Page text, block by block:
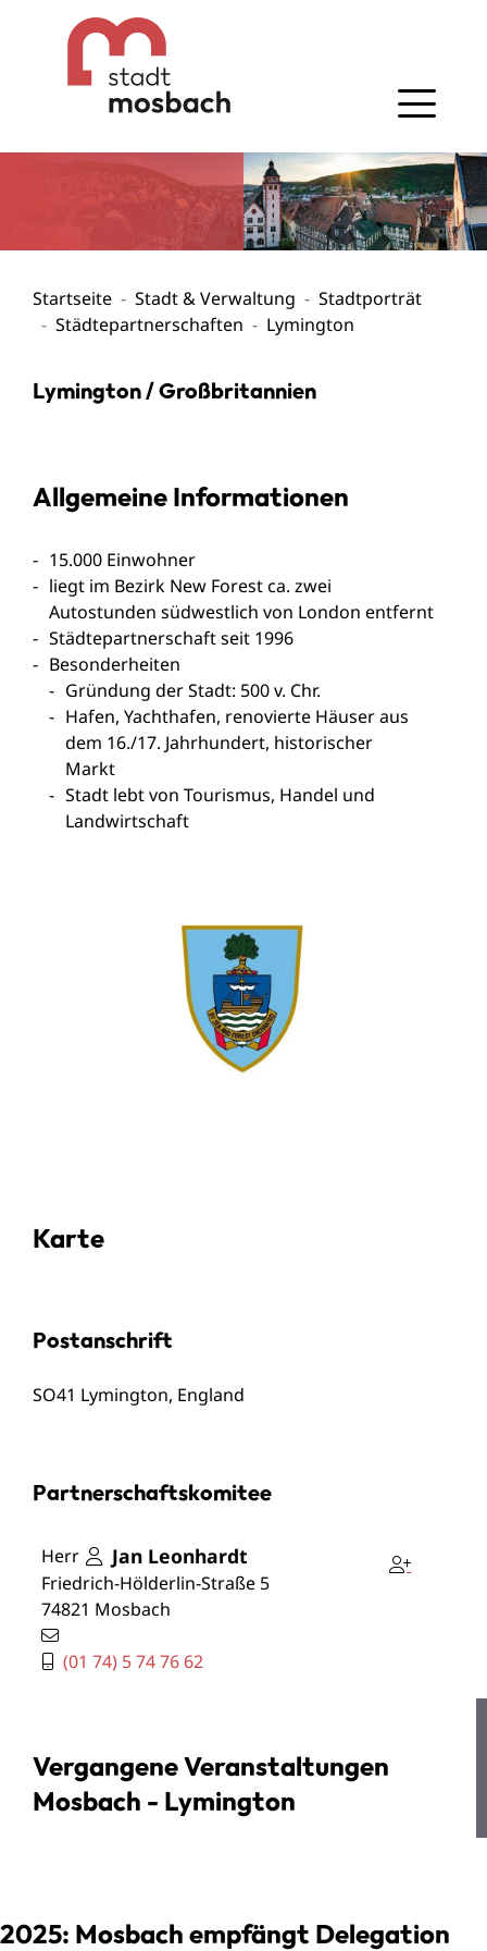
Gehe zum Navigationsbereich
Gehe zum Inhalt
Startseite Stadt & Verwaltung
Stadtporträt
Städtepartnerschaften
Lymington
Lymington / Großbritannien
Allgemeine Informationen
15.000 Einwohner
liegt im Bezirk New Forest ca. zwei
Autostunden südwestlich von London entfernt
Städtepartnerschaft seit 1996
Besonderheiten
Gründung der Stadt: 500 v. Chr.
Hafen, Yachthafen, renovierte Häuser aus
dem 16./17. Jahrhundert, historischer
Markt
Stadt lebt von Tourismus, Handel und
Landwirtschaft
Karte
Postanschrift
SO41 Lymington, England
Partnerschaftskomitee
Herr Jan Leonhardt
Friedrich-Hölderlin-Straße 5
74821 Mosbach
(01 74) 57476 62
Vergangene Veranstaltungen
Mosbach - Lymington
2025: Mosbach empfängt Delegation